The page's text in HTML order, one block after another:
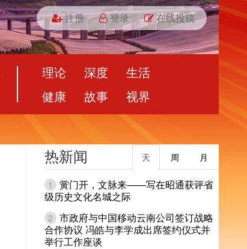
注册 登录 在线投稿
理论 深度
生活
健康
故事 视界
热新闻 月
周
天
1
黉门开，文脉来——写在昭通获评省
级历史文化名城之际
2 市政府与中国移动云南公司签订战略
合作协议 冯皓与李学成出席签约仪式并
举行工作座谈